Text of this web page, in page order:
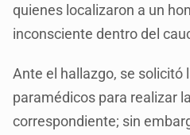
quienes localizaron a un
inconsciente dentro del
Ante el hallazgo, se solicitó
paramédicos para realizar
correspondiente; sin